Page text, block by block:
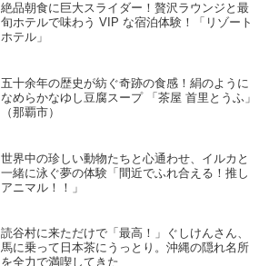
絶品朝食に巨大スライダー！贅沢ラウンジと最
旬ホテルで味わう VIP な宿泊体験！「リゾート
ホテル」
五十余年の歴史が紡ぐ奇跡の食感！絹のように
なめらかなゆし豆腐スープ 「茶屋 首里とうふ」
（那覇市）
世界中の珍しい動物たちと心通わせ、イルカと
一緒に泳ぐ夢の体験「間近でふれ合える！推し
アニマル！！」
読谷村に来ただけで「最高！」ぐしけんさん、
馬に乗って日本茶にうっとり。沖縄の隠れ名所
を全力で満喫してきた